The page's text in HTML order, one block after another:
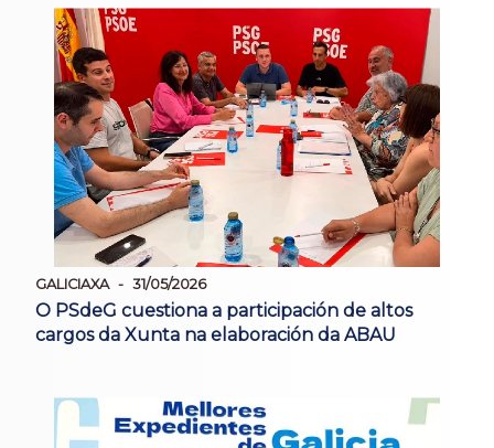
GALICIAXA 31/05/2026
O PSdeG cuestiona a participación de altos
cargos da Xunta na elaboración da ABAU